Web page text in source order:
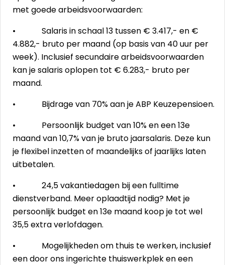
met goede arbeidsvoorwaarden:
• Salaris in schaal 13 tussen € 3.417,- en €
4.882,- bruto per maand (op basis van 40 uur per
week). Inclusief secundaire arbeidsvoorwaarden
kan je salaris oplopen tot € 6.283,- bruto per
maand.
• Bijdrage van 70% aan je ABP Keuzepensioen.
• Persoonlijk budget van 10% en een 13e
maand van 10,7% van je bruto jaarsalaris. Deze kun
je flexibel inzetten of maandelijks of jaarlijks laten
uitbetalen.
• 24,5 vakantiedagen bij een fulltime
dienstverband. Meer oplaadtijd nodig? Met je
persoonlijk budget en 13e maand koop je tot wel
35,5 extra verlofdagen.
• Mogelijkheden om thuis te werken, inclusief
een door ons ingerichte thuiswerkplek en een